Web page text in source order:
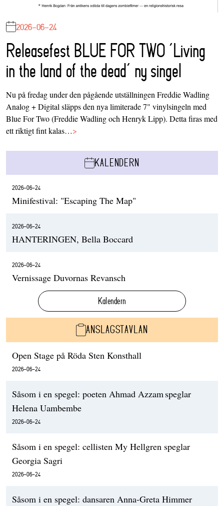
2026-06-24
Releasefest BLUE FOR TWO ‘Living
in the land of the dead’ ny singel
Nu på fredag under den pågående utställningen Freddie Wadling
Analog + Digital släpps den nya limiterade 7" vinylsingeln med
Blue For Two (Freddie Wadling och Henryk Lipp). Detta firas med
ett riktigt fint kalas…>
KALENDERN
2026-06-24
Minifestival: "Escaping The Map"
2026-06-24
HANTERINGEN, Bella Boccard
2026-06-24
Vernissage Duvornas Revansch
Kalendern
ANSLAGSTAVLAN
Open Stage på Röda Sten Konsthall
2026-06-24
Såsom i en spegel: poeten Ahmad Azzam speglar
Helena Uambembe
2026-06-24
Såsom i en spegel: cellisten My Hellgren speglar
Georgia Sagri
2026-06-24
Såsom i en spegel: dansaren Anna-Greta Himmer